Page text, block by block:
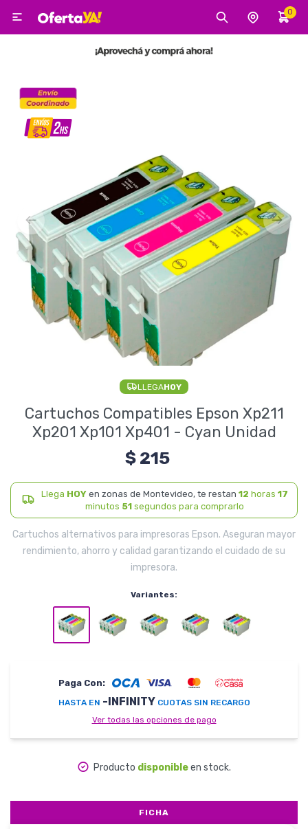
0

LLEGAHOY
Cartuchos Compatibles Epson Xp211
Xp201 Xp101 Xp401 - Cyan Unidad
$ 215
Llega HOYen zonas de Montevideo, te restan 12 horas 17
minutos 51segundos para comprarlo
Cartuchos alternativos para impresoras Epson. Aseguran mayor
rendimiento, ahorro y calidad garantizando el cuidado de su
impresora.
Variantes:
Paga Con:
HASTA EN -INFINITY CUOTAS SIN RECARGO
Ver todas las opciones de pago
Producto disponibleen stock.
FICHA
MI CUENTA
Tecnología
Tecnología
Gaming
Electrodomésticos
Pequeños electrodomésticos
Hogar y Jardín
Bebés y Niños
Belleza y Salud